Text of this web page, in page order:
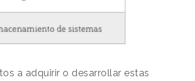
a adquirir o desarrollar estas